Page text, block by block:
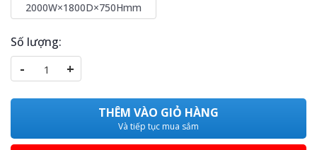
2000W×1800D×750Hmm
Số lượng:
- +
THÊM VÀO GIỎ HÀNG
Và tiếp tục mua sắm